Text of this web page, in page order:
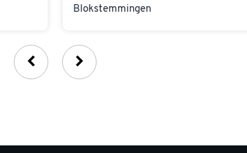
Blokstemmingen